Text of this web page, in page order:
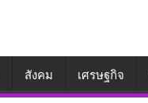
สังคม เศรษฐกิจ